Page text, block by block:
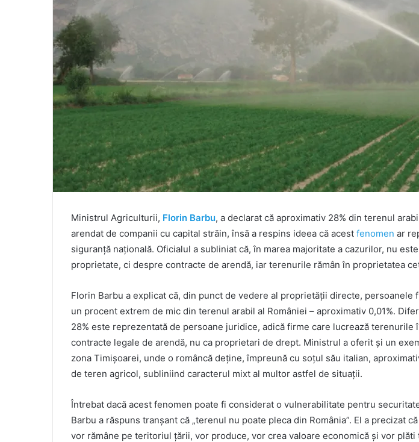
Ministrul Agriculturii, Florin Barbu, a declarat că aproximativ 28% din terenul
arendat de companii cu capital străin, însă a respins ideea că acest fenomen ar
siguranță națională. Oficialul a subliniat că, în marea majoritate a cazurilor, nu
proprietate, ci despre contracte de arendă, iar terenurile rămân în proprietatea
Florin Barbu a explicat că, din punct de vedere al proprietății directe, persoanele
un procent extrem de mic din terenul arabil al României – aproximativ 0,01%.
28% este reprezentată de persoane juridice, adică firme care lucrează terenurile
contracte legale de arendă, nu ca proprietari de drept. Ministrul a oferit și un
zona Timișoarei, unde o româncă deține, împreună cu soțul său italian,
de teren agricol, subliniind caracterul mixt al multor astfel de situații.
Întrebat dacă acest fenomen poate fi considerat o vulnerabilitate pentru
Barbu a răspuns tranșant că „terenul nu poate pleca din România”. El a precizat
vor rămâne pe teritoriul țării, vor produce, vor crea valoare economică și vor plăti